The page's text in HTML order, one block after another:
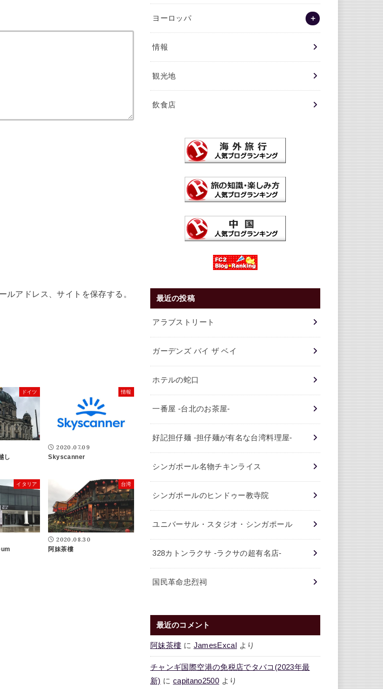
アドレス、サイトを保存する。
ドイツ
し
情報
2020.07.09
Skyscanner
イタリア 台湾
2020.08.30
阿妹茶樓
ヨーロッパ
情報
観光地
飲食店
最近の投稿
アラブストリート
ガーデンズ バイ ザ ベイ
ホテルの蛇口
一番屋 -台北のお茶屋-
好記担仔麺 -担仔麺が有名な台湾料理屋-
シンガポール名物チキンライス
シンガポールのヒンドゥー教寺院
ユニバーサル・スタジオ・シンガポール
328カトンラクサ -ラクサの超有名店-
国民革命忠烈祠
最近のコメント
阿妹茶樓 に JamesExcal より
チャンギ国際空港の免税店でタバコ(2023年最
新) に capitano2500 より